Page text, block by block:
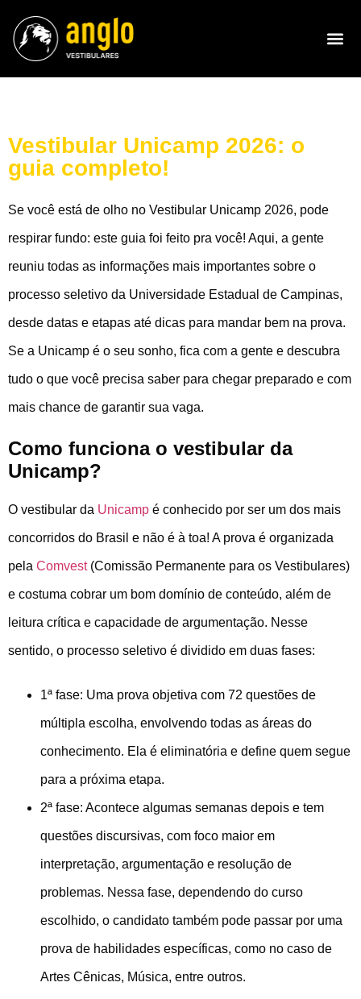
Vestibular Unicamp 2026: o
guia completo!
Se você está de olho no Vestibular Unicamp 2026, pode
respirar fundo: este guia foi feito pra você! Aqui, a gente
reuniu todas as informações mais importantes sobre o
processo seletivo da Universidade Estadual de Campinas,
desde datas e etapas até dicas para mandar bem na prova.
Se a Unicamp é o seu sonho, fica com a gente e descubra
tudo o que você precisa saber para chegar preparado e com
mais chance de garantir sua vaga.
Como funciona o vestibular da
Unicamp?
O vestibular da Unicamp é conhecido por ser um dos mais
concorridos do Brasil e não é à toa! A prova é organizada
pela Comvest (Comissão Permanente para os Vestibulares)
e costuma cobrar um bom domínio de conteúdo, além de
leitura crítica e capacidade de argumentação. Nesse
sentido, o processo seletivo é dividido em duas fases:
1ª fase: Uma prova objetiva com 72 questões de
múltipla escolha, envolvendo todas as áreas do
conhecimento. Ela é eliminatória e define quem segue
para a próxima etapa.
2ª fase: Acontece algumas semanas depois e tem
questões discursivas, com foco maior em
interpretação, argumentação e resolução de
problemas. Nessa fase, dependendo do curso
escolhido, o candidato também pode passar por uma
prova de habilidades específicas, como no caso de
Artes Cênicas, Música, entre outros.